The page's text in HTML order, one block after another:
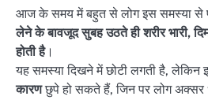
आज के समय में बहुत से लोग इस समस्या से
लेने के बावजूद सुबह उठते ही शरीर भारी,
होती है।
यह समस्या दिखने में छोटी लगती है,
कारणछुपे हो सकते हैं, जिन पर लोग